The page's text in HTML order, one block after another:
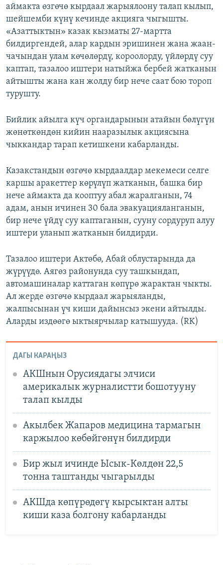
аймакта өзгөчө кырдаал жарыялоону талап кылып,
шейшемби күнү кечинде акцияга чыгышты.
«Азаттыктын» казак кызматы 27-мартта
билдиргендей, алар кардын эришинен жана жаан-
чачындан улам көчөлөрдү, короолорду, үйлөрдү суу
каптап, тазалоо иштери натыйжа бербей жатканын
айтышты жана кан жолду бир нече саат бою тороп
турушту.
Бийлик айылга күч органдарынын атайын бөлүгүн
жөнөткөндөн кийин нааразылык акциясына
чыккандар тарап кетишкени кабарланды.
Казакстандын өзгөчө кырдаалдар мекемеси селге
каршы аракеттер көрүлүп жатканын, башка бир
нече аймакта да кооптуу абал жаралганын, 74
адам, анын ичинен 30 бала эвакуацияланганын,
бир нече үйдү суу каптаганын, сууну сордуруп алуу
иштери уланып жатканын билдирди.
Тазалоо иштери Актөбө, Абай облустарында да
жүрүүдө. Аягөз районунда суу ташкындап,
автомашиналар каттаган көпүрө жарактан чыкты.
Ал жерде өзгөчө кырдаал жарыяланды,
жалпысынан үч киши дайынсыз экени айтылды.
Аларды издөөгө ыктыярчылар катышууда. (RK)
ДАГЫ КАРАҢЫЗ
АКШнын Орусиядагы элчиси
америкалык журналистти бошотууну
талап кылды
Акылбек Жапаров медицина тармагын
каржылоо көбөйгөнүн билдирди
Бир жыл ичинде Ысык-Көлдөн 22,5
тонна таштанды чыгарылды
АКШда көпүрөдөгү кырсыктан алты
киши каза болгону кабарланды